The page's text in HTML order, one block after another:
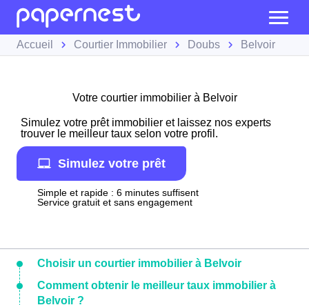
Accueil Courtier Immobilier Doubs Belvoir
Votre courtier immobilier à Belvoir
Simulez votre prêt immobilier et laissez nos experts
trouver le meilleur taux selon votre profil.
Simulez votre prêt
Simple et rapide : 6 minutes suffisent
Service gratuit et sans engagement
Choisir un courtier immobilier à Belvoir
Comment obtenir le meilleur taux immobilier à
Belvoir ?